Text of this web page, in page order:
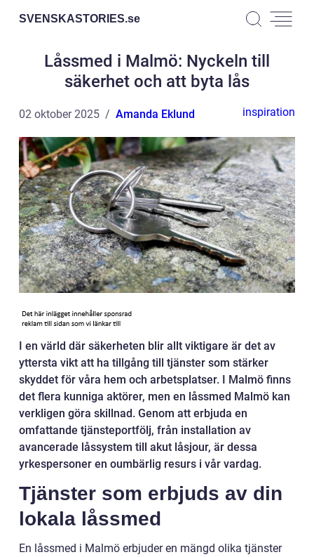
SVENSKASTORIES.se
Låssmed i Malmö: Nyckeln till
säkerhet och att byta lås
02 oktober 2025 Amanda Eklund inspiration
I en värld där säkerheten blir allt viktigare är det av
yttersta vikt att ha tillgång till tjänster som stärker
skyddet för våra hem och arbetsplatser. I Malmö finns
det flera kunniga aktörer, men en låssmed Malmö kan
verkligen göra skillnad. Genom att erbjuda en
omfattande tjänsteportfölj, från installation av
avancerade låssystem till akut låsjour, är dessa
yrkespersoner en oumbärlig resurs i vår vardag.
Tjänster som erbjuds av din
lokala låssmed
En låssmed i Malmö erbjuder en mängd olika tjänster